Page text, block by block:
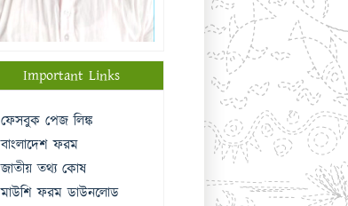
Important Links
ফেসবুক পেজ লিঙ্ক
বাংলাদেশ ফরম
জাতীয় তথ্য কোষ
মাউশি ফরম ডাউনলোড